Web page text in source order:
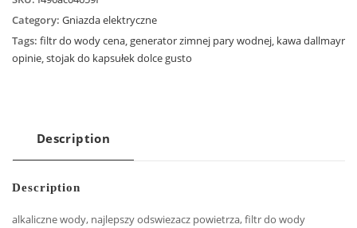
Category: Gniazda elektryczne
Tags: filtr do wody cena,generator zimnej pary wodnej, kawa dallmayr
opinie,stojak do kapsułek dolce gusto
Description
Description
alkaliczne wody, najlepszy odswiezacz powietrza, filtr do wody